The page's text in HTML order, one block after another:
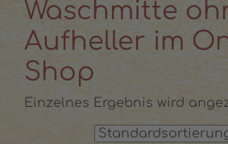
Waschmitte
Aufheller im
Shop
Einzelnes Ergebnis wird